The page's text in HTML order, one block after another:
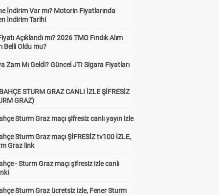
İndirim Var mı? Motorin Fiyatlarında
İndirim Tarihi
Açıklandı mı? 2026 TMO Fındık Alım
Belli Oldu mu?
Zam Mı Geldi? Güncel JTI Sigara Fiyatları
STURM GRAZ CANLI İZLE ŞİFRESİZ
GRAZ)
Sturm Graz maçı şifresiz canlı yayın izle
Sturm Graz maçı ŞİFRESİZ tv100 İZLE,
Graz link
- Sturm Graz maçı şifresiz izle canlı
Sturm Graz ücretsiz izle, Fener Sturm